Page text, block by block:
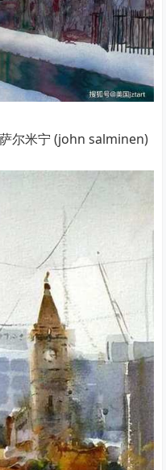
尔米宁 (john salminen)